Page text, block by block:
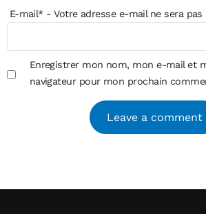
E-mail*- Votre adresse e-mail ne sera pas
Enregistrer mon nom, mon e-mail et
navigateur pour mon prochain